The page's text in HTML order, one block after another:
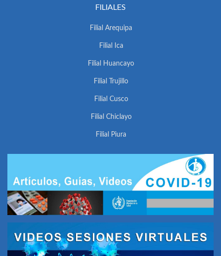
FILIALES
Filial Arequipa
Filial Ica
Filial Huancayo
Filial Trujillo
Filial Cusco
Filial Chiclayo
Filial Piura